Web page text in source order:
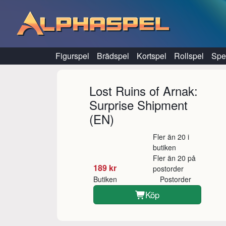
Figurspel Brädspel Kortspel Rollspel
Lost Ruins of Arnak:
Surprise Shipment
(EN)
189 kr
Fler än 20 i
butiken
Fler än 20 på
postorder
Butiken
Postorder
Köp